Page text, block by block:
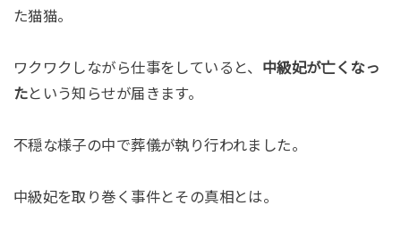
た猫猫。
ワクワクしながら仕事をしていると、 中級妃が亡くなっ
たという知らせが届きます。
不穏な様子の中で葬儀が執り行われました。
中級妃を取り巻く事件とその真相とは。